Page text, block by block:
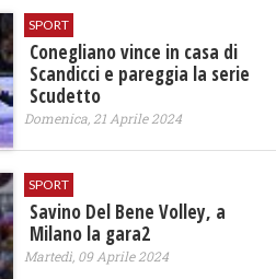
SPORT
Conegliano vince in casa di
Scandicci e pareggia la serie
Scudetto
Domenica, 21 Aprile 2024
SPORT
Savino Del Bene Volley, a
Milano la gara2
Martedì, 09 Aprile 2024